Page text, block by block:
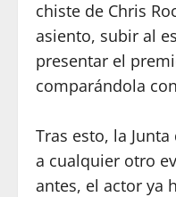
chiste de Chris
asiento, subir al
presentar el
comparándola
Tras esto, la
a cualquier otro
antes, el actor ya